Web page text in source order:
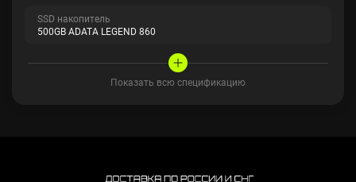
SSD накопитель
500GB ADATA LEGEND 860
Показать всю спецификацию